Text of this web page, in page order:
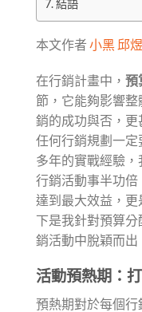
結語
本文作者 小黑 邱
在行銷計畫中， 預
節，它能夠影響
銷的成功與否，
任何行銷規劃一
多年的實戰經驗
行銷活動事半功
達到最大效益，
下是我針對預算
銷活動中脫穎而出
活動預熱期：
預熱期對於每個